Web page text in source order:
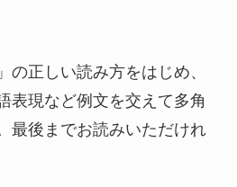
の正しい読み方をはじめ、
表現など例文を交えて多角
最後までお読みいただけれ